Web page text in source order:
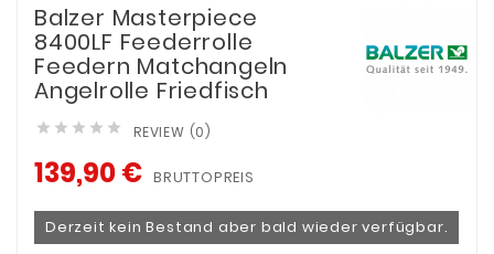
Balzer Masterpiece
8400LF Feederrolle
Feedern Matchangeln
Angelrolle Friedfisch
     REVIEW (0)
139,90 € BRUTTOPREIS
Derzeit kein Bestand aber bald wieder verfügbar.